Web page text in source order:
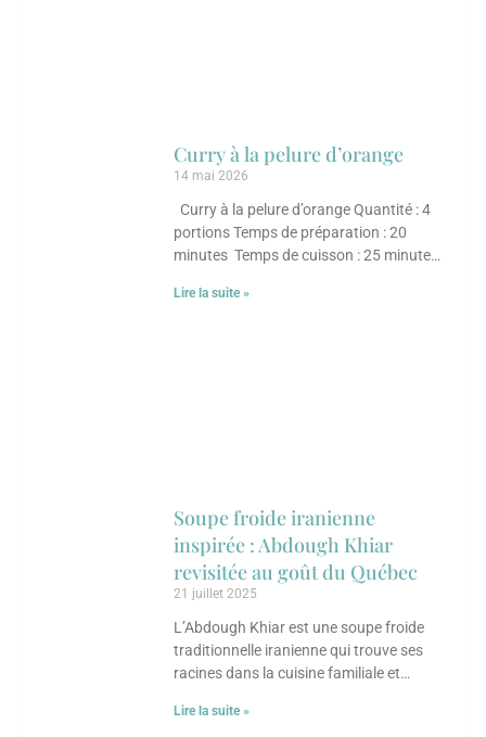
Curry à la pelure d’orange
14 mai 2026
Curry à la pelure d’orange Quantité : 4
portions Temps de préparation : 20
minutes Temps de cuisson : 25 minutes
Lire la suite »
Soupe froide iranienne
inspirée : Abdough Khiar
revisitée au goût du Québec
21 juillet 2025
L’Abdough Khiar est une soupe froide
traditionnelle iranienne qui trouve ses
racines dans la cuisine familiale et
appréciée durant les mois
Lire la suite »